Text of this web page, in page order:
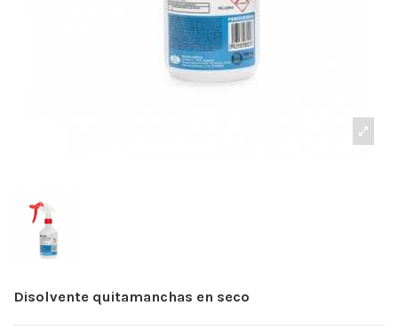
Disolvente quitamanchas en seco